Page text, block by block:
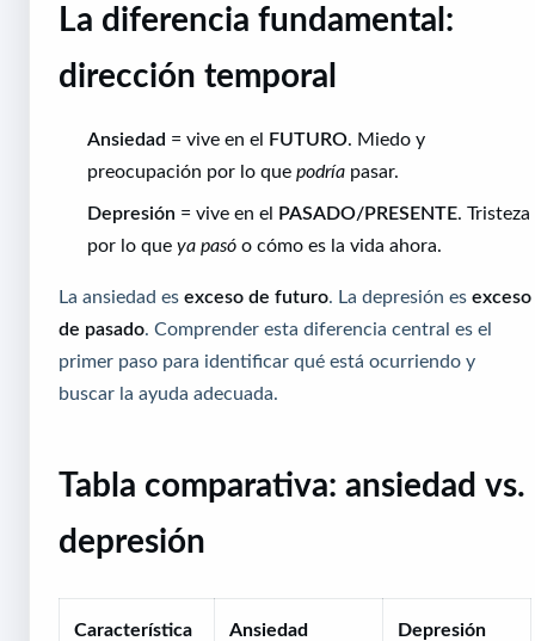
La diferencia fundamental:
dirección temporal
Ansiedad = vive en el FUTURO . Miedo y
preocupación por lo que podría pasar.
Depresión = vive en el PASADO/PRESENTE . Tristeza
por lo que ya pasó o cómo es la vida ahora.
La ansiedad es exceso de futuro . La depresión es exceso
de pasado . Comprender esta diferencia central es el
primer paso para identificar qué está ocurriendo y
buscar la ayuda adecuada.
Tabla comparativa: ansiedad vs.
depresión
Característica Ansiedad Depresión